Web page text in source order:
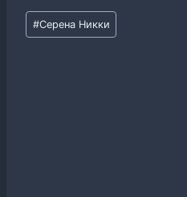
Метки
записи:
#Серена Никки